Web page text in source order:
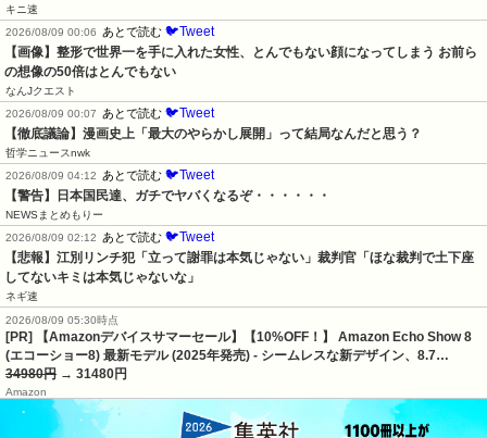
キニ速
2026/08/09 00:06
あとで読む 🐦Tweet
【画像】整形で世界一を手に入れた女性、とんでもない顔になってしまう お前ら
の想像の50倍はとんでもない
なんJクエスト
2026/08/09 00:07
あとで読む 🐦Tweet
【徹底議論】漫画史上「最大のやらかし展開」って結局なんだと思う？
哲学ニュースnwk
2026/08/09 04:12
あとで読む 🐦Tweet
【警告】日本国民達、ガチでヤバくなるぞ・・・・・・
NEWSまとめもりー
2026/08/09 02:12
あとで読む 🐦Tweet
【悲報】江別リンチ犯「立って謝罪は本気じゃない」裁判官「ほな裁判で土下座
してないキミは本気じゃないな」
ネギ速
2026/08/09 05:30時点
[PR] 【Amazonデバイスサマーセール】【10%OFF！】 Amazon Echo Show 8
(エコーショー8) 最新モデル (2025年発売) - シームレスな新デザイン、8.7…
34980円 → 31480円
Amazon